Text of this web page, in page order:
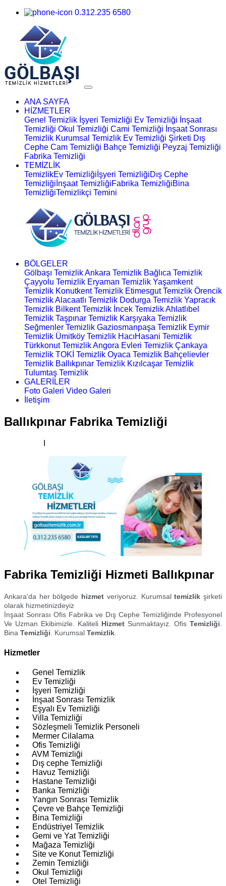
0.312.235 6580
ANA SAYFA
HİZMETLER
Genel Temizlik İşyeri Temizliği Ev Temizliği İnşaat
Temizliği Okul Temizliği Cami Temizliği İnşaat Sonrası
Temizlik Kurumsal Temizlik Ev Temizliği Şirketi Dış
Cephe Cam Temizliği Bahçe Temizliği Peyzaj Temizliği
Fabrika Temizliği
TEMİZLİK
TemizlikEv Temizliği İşyeri TemizliğiDış Cephe
Temizliği İnşaat TemizliğiFabrika TemizliğiBina
TemizliğiTemizlikçi Temini
BÖLGELER
Gölbaşı TemizlikAnkara Temizlik Bağlıca Temizlik
Çayyolu Temizlik Eryaman Temizlik Yaşamkent
Temizlik Konutkent Temizlik Etimesgut Temizlik Örencik
TemizlikAlacaatlı Temizlik Dodurga Temizlik Yapracık
Temizlik Bilkent Temizlik İncek TemizlikAhlatlıbel
Temizlik Taşpınar Temizlik Karşıyaka Temizlik
Seğmenler Temizlik Gaziosmanpaşa Temizlik Eymir
Temizlik Ümitköy Temizlik HacıHasani Temizlik
Türkkonut TemizlikAngora Evleri Temizlik Çankaya
Temizlik TOKİ Temizlik Oyaca Temizlik Bahçelievler
Temizlik Ballıkpınar Temizlik Kızılcaşar Temizlik
Tulumtaş Temizlik
GALERİLER
Foto Galeri Video Galeri
İletişim
Ballıkpınar Fabrika Temizliği
Fabrika Temizliği Hizmeti Ballıkpınar
Ankara'da her bölgede hizmet veriyoruz. Kurumsaltemizlik şirketi
olarak hizmetinizdeyiz
İnşaat Sonrası Ofis Fabrika ve Dış Cephe Temizliğinde Profesyonel
Ve Uzman Ekibimizle. Kaliteli Hizmet Sunmaktayız. Ofis Temizliği.
Bina Temizliği. Kurumsal Temizlik.
Hizmetler
Genel Temizlik
Ev Temizliği
İşyeri Temizliği
İnşaat Sonrası Temizlik
Eşyalı Ev Temizliği
Villa Temizliği
Sözleşmeli Temizlik Personeli
Mermer Cilalama
Ofis Temizliği
AVM Temizliği
Dış cephe Temizliği
Havuz Temizliği
Hastane Temizliği
Banka Temizliği
Yangın Sonrası Temizlik
Çevre ve Bahçe Temizliği
Bina Temizliği
Endüstriyel Temizlik
Gemi ve Yat Temizliği
Mağaza Temizliği
Site ve Konut Temizliği
Zemin Temizliği
Okul Temizliği
Otel Temizliği